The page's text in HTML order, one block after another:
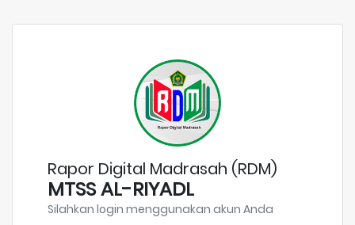
Rapor Digital Madrasah (RDM)
MTSS AL-RIYADL
Silahkan login menggunakan akun Anda